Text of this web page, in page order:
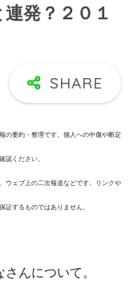
発？２０１
の要約・整理です。個人への中傷や断定
認ください。
ウェブ上の二次報道などです。リンクや
証するものではありません。
んについて。